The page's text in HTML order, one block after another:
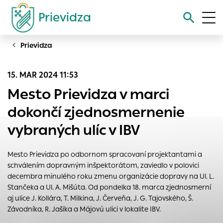
Prievidza
Vyhľadávanie
Prievidza
15. MAR 2024 11:53
Mesto Prievidza v marci
dokončí zjednosmernenie
vybraných ulíc v IBV
Mesto Prievidza po odbornom spracovaní projektantami a
schválením dopravným inšpektorátom, zaviedlo v polovici
decembra minulého roku zmenu organizácie dopravy na Ul. L.
Stančeka a Ul. A. Mišúta. Od pondelka 18. marca zjednosmerní
aj ulice J. Kollára, T. Milkina, J. Červeňa, J. G. Tajovského, Š.
Závodníka, R. Jašíka a Májovú ulici v lokalite IBV.
Nastavenie cookies
Cookies sú malé súbory, do ktorých webové stránky môžu
ukladať informácie o vašej aktivite a preferenciách.
Používajú sa napríklad k tomu, aby si webový prehliadač
zapamätoval Vaše prihlásenie alebo aby sa uložila Vaša
voľba v tomto okne.
Vyberte úroveň cookies, ktorú chcete povoliť
Technické cookies
Technické súbory cookie sú pre prevádzku nevyhnutné a
pomáhajú urobiť webové stránky uplatniteľnými tým, že